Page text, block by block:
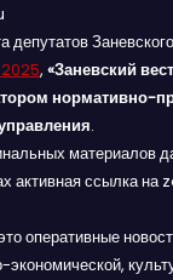
, «Заневский
нормативно-
.
материалов
активная ссылка
оперативные